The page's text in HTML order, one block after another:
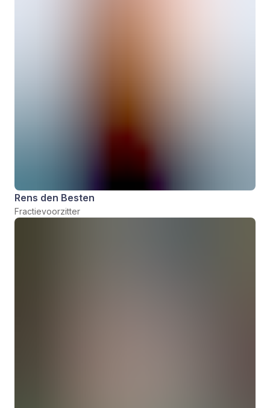
Rens den Besten
Fractievoorzitter